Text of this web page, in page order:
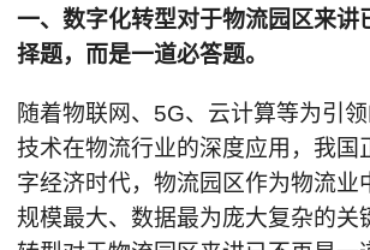
一、数字化转型对于物流园区来讲
择题，而是一道必答题。
随着物联网、5G、云计算等为引
技术在物流行业的深度应用，我国
字经济时代，物流园区作为物流业
规模最大、数据最为庞大复杂的关